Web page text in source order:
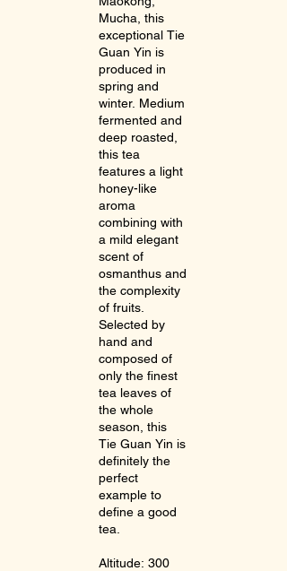
Mucha, this
exceptional Tie
Guan Yin is
produced in
spring and
winter. Medium
fermented and
deep roasted,
this tea
features a light
honey-like
aroma
combining with
a mild elegant
scent of
osmanthus and
the complexity
of fruits.
Selected by
hand and
composed of
only the finest
tea leaves of
the whole
season, this
Tie Guan Yin is
definitely the
perfect
example to
define a good
tea.
Altitude: 300